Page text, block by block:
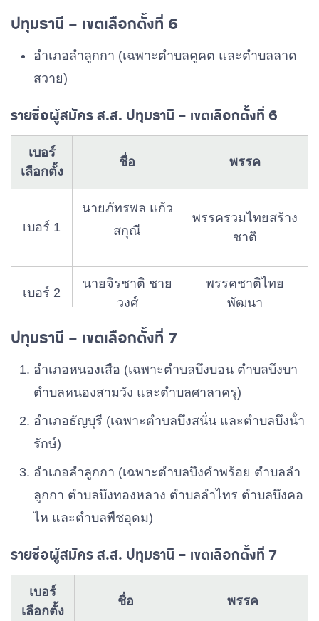
เบอร์ 10
นายสุทิน บุญญ
เบอร์ 11
เบอร์ 3
นางสิริกัญญา
เบอร์ 5
นายพิชัย ปิยะ
พรรคก้าวไกล
เบอร์ 6
นายณฤทธิ์ นา
ควงษม์
พรรคประชาธิปัตย์
เบอร์ 7
วงษ์
พรรคพลังประชารัฐ
พิจารย์
เบอร์ 9
นายพิษณุ
พลธี
พรรคภูมิใจไทย
ปทุมธานี – เขตเลือกตั้งที่ 6
อําเภอลําลูกกา (เฉพาะตําบลคูคต และตําบลลาด
สวาย)
รายชื่อผู้สมัคร ส.ส. ปทุมธานี – เขตเลือกตั้งที่ 6
เบอร์
เลือกตั้ง
ชื่อ พรรค
เบอร์ 1
นายภัทรพล แก้ว
สกุณี
พรรครวมไทยสร้าง
ชาติ
เบอร์ 2
นายจิรชาติ ชาย
วงศ์
พรรคชาติไทย
พัฒนา
พันตำรวจเอก
เทศ
เบอร์ 4
อประโคน
พรรคก้าวไกล
เบอร์ 5
นายเกียรติศักดิ์
ส่องแสง
พรรคพลังประชารัฐ
เบอร์ 6
นางนภัสนันท์ วิ
เบอร์ 7
ชยะกุล
พรรคภูมิใจไทย
ปทุมธานี – เขตเลือกตั้งที่ 7
อําเภอหนองเสือ (เฉพาะตําบลบึงบอน ตําบลบึงบา
ตําบลหนองสามวัง และตําบลศาลาครุ)
อําเภอธัญบุรี (เฉพาะตําบลบึงสนั่น และตําบลบึงน้ํา
รักษ์)
อําเภอลําลูกกา (เฉพาะตําบลบึงคําพร้อย ตําบลลํา
ลูกกา ตําบลบึงทองหลาง ตําบลลําไทร ตําบลบึงคอ
ไห และตําบลพืชอุดม)
รายชื่อผู้สมัคร ส.ส. ปทุมธานี – เขตเลือกตั้งที่ 7
เบอร์
เลือกตั้ง
ชื่อ พรรค